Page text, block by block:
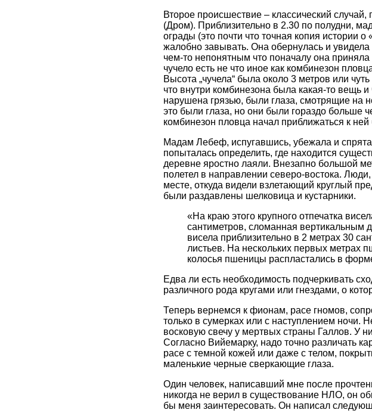
Второе происшествие – классический
(Дром). Приблизительно в 2.30 по полудни,
ограды (это почти что точная копия истории
жалобно завывать. Она обернулась и
чем-то непонятным что поначалу она
чучело есть не что иное как комбинезон
Высота „чучела“ была около 3 метров или
что внутри комбинезона была какая-то вещь
нарушена грязью, были глаза, смотрящие на
это были глаза, но они были гораздо больше
комбинезон пловца начал приближаться к
Мадам Лебеф, испугавшись, убежала и
попыталась определить, где находится
деревне яростно лаяли. Внезапно большой
полетел в направлении северо-востока.
месте, откуда видели взлетающий круглый
были раздавлены шелковица и кустарники.
«На краю этого крупного отпечатка
сантиметров, сломанная вертикальным
висела приблизительно в 2 метрах 30
листьев. На нескольких первых метрах
колосья пшеницы распластались в
Едва ли есть необходимость подчеркивать
различного рода кругами или гнездами, о
Теперь вернемся к фионам, расе гномов,
только в сумерках или с наступлением
восковую свечу у мертвых страны Галлов. У
Согласно Вийемарку, надо точно различать
расе с темной кожей или даже с телом,
маленькие черные сверкающие глаза.
Один человек, написавший мне после
никогда не верил в существование НЛО, он
бы меня заинтересовать. Он написал